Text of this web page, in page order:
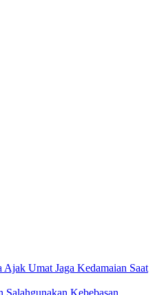
Umat Jaga Kedamaian Saat